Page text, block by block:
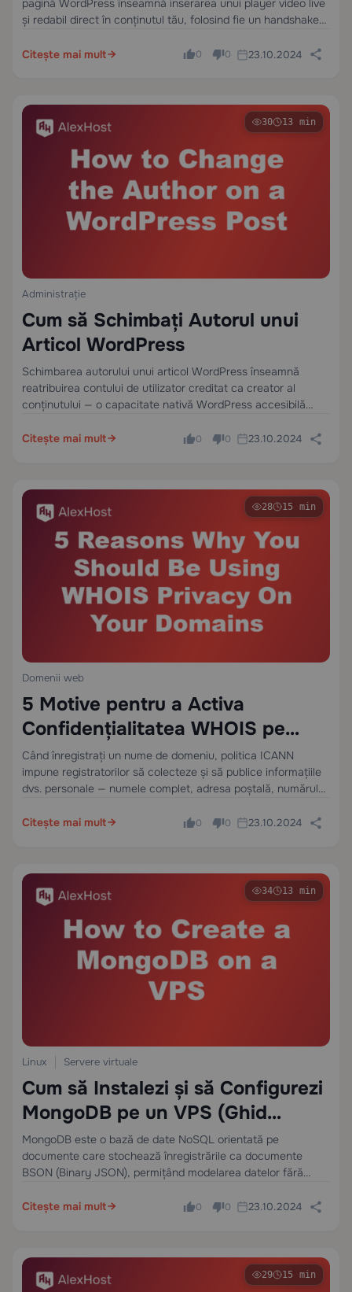
pagină WordPress înseamnă inserarea unui player video live
și redabil direct în conținutul tău, folosind fie un handshake
necesare încărcări de…
Citește mai mult 0 0 23.10.2024
30 13 min
Administrație
Cum să Schimbați Autorul unui
Articol WordPress
Schimbarea autorului unui articol WordPress înseamnă
reatribuirea contului de utilizator creditat ca creator al
conținutului — o capacitate nativă WordPress accesibilă
operațiune este disponibilă pentru articole individuale prin
Citește mai mult 0 0 23.10.2024
28 15 min
Domenii web
5 Motive pentru a Activa
Confidențialitatea WHOIS pe
Domeniile Tale (Și Cum
Funcționează de Fapt)
Când înregistrați un nume de domeniu, politica ICANN
impune registratorilor să colecteze și să publice informațiile
dvs. personale — numele complet, adresa poștală, numărul
accesibilă public prin interogări.…
Citește mai mult 0 0 23.10.2024
34 13 min
Linux Servere virtuale
Cum să Instalezi și să Configurezi
MongoDB pe un VPS (Ghid
Complet)
MongoDB este o bază de date NoSQL orientată pe
documente care stochează înregistrările ca documente
BSON (Binary JSON), permițând modelarea datelor fără
deosebire de bazele de date relaționale, MongoDB nu
Citește mai mult 0 0 23.10.2024
29 15 min